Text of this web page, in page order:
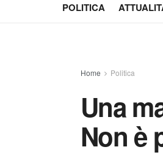
POLITICA
Home Politica
Una
Non è